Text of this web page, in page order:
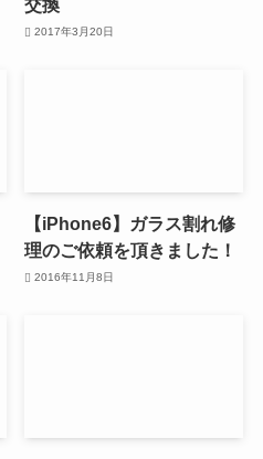
交換
2017年3月20日
【iPhone6】ガラス割れ修
理のご依頼を頂きました！
2016年11月8日